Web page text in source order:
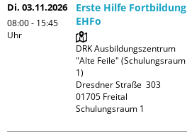
Di. 03.11.2026
08:00 - 15:45
Uhr
Erste Hilfe Fortbildung
EHFo
DRK Ausbildungszentrum
"Alte Feile" (Schulungsraum
1)
Dresdner Straße  303
01705 Freital
Schulungsraum 1